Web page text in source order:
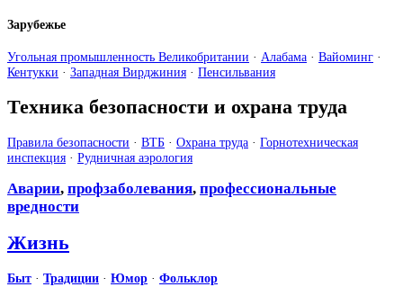
Зарубежье
Угольная промышленность Великобритании · Алабама · Вайоминг ·
Кентукки · Западная Вирджиния · Пенсильвания
Техника безопасности и охрана труда
Правила безопасности · ВТБ · Охрана труда · Горнотехническая
инспекция · Рудничная аэрология
Аварии, профзаболевания, профессиональные
вредности
Жизнь
Быт · Традиции · Юмор · Фольклор